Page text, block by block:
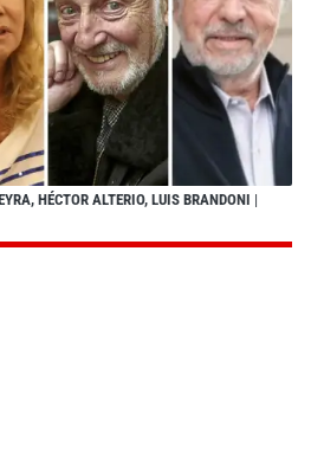
HÉCTOR ALTERIO, LUIS BRANDONI |